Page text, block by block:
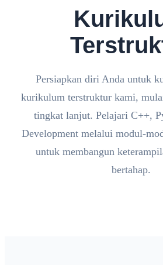
Persiapkan diri Anda untuk
kurikulum terstruktur kami,
tingkat lanjut. Pelajari C++,
Development melalui modul-
untuk membangun
bertahap.